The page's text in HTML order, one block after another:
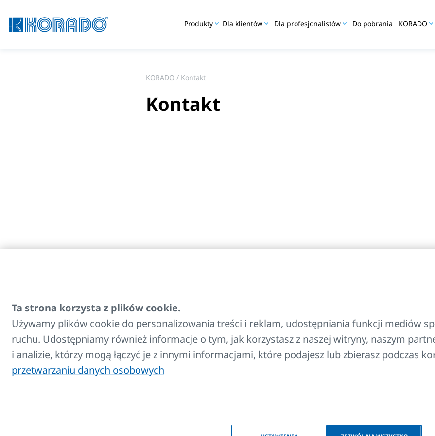
Produkty Dla klientów Dla profesjonalistów Do pobrania KORADO
KORADO Kontakt
Kontakt
Kontakt:
E-mail
info@korado.pl
Produkty
FAQ
Kontakt
Prawa autorskie
Ta strona korzysta z plików cookie.
Używamy plików cookie do personalizowania treści i reklam, udostępniania funkcji mediów
ruchu. Udostępniamy również informacje o tym, jak korzystasz z naszej witryny, naszym
i analizie, którzy mogą łączyć je z innymi informacjami, które podajesz lub zbierasz podczas
przetwarzaniu danych osobowych